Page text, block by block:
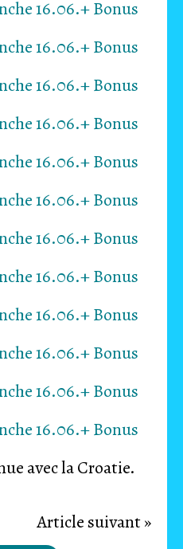
avec la Croatie.
Article suivant »